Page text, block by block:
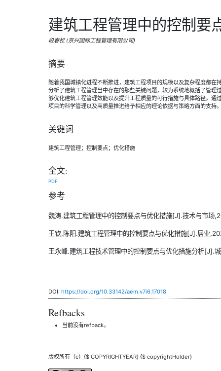
建筑工程管理中的控制要
段春松 (京兴国际工程管理有限公司)
摘要
随着我国城镇化进程不断推进，建筑工程项目的规模以及复杂程度都
分析了建筑工程管理当中存在的那些关键问题，较为系统地概括了管理
够优化建筑工程管理效能以及提升工程质量的可行措施与具体路径。通
项目的科学管理以及高质量推进给予相应的理论依据与策略方面的支持
关键词
建筑工程管理；控制要点；优化措施
全文:
PDF
参考
魏涛.建筑工程管理中的控制要点与优化措施[J].技术与市场
王钦,陈阳.建筑工程管理中的控制要点与优化措施[J].居业
王永峰.建筑工程技术管理中的控制要点与优化措施分析[J].
DOI: https://doi.org/10.33142/aem.v7i6.17018
Refbacks
当前没有refback。
版权所有（c）{$ COPYRIGHTYEAR} {$ copyrightHolder}